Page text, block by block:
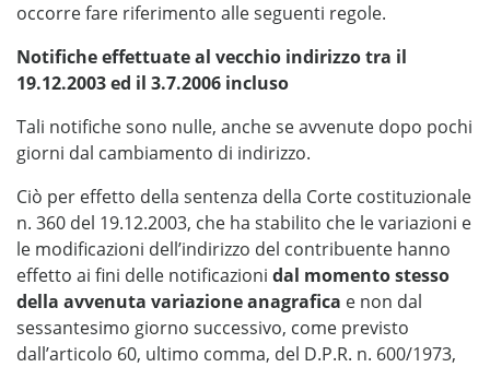
occorre fare riferimento alle seguenti regole.
Notifiche effettuate al vecchio indirizzo tra il
19.12.2003 ed il 3.7.2006 incluso
Tali notifiche sono nulle, anche se avvenute dopo pochi
giorni dal cambiamento di indirizzo.
Ciò per effetto della sentenza della Corte costituzionale
n. 360 del 19.12.2003, che ha stabilito che le variazioni e
le modificazioni dell’indirizzo del contribuente hanno
effetto ai fini delle notificazioni dal momento stesso
della avvenuta variazione anagrafica e non dal
sessantesimo giorno successivo, come previsto
dall’articolo 60, ultimo comma, del D.P.R. n. 600/1973,